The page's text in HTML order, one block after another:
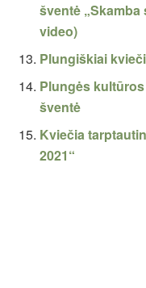
šventė
video)
Plungiškiai
Plungės
šventė
Kviečia
2021“